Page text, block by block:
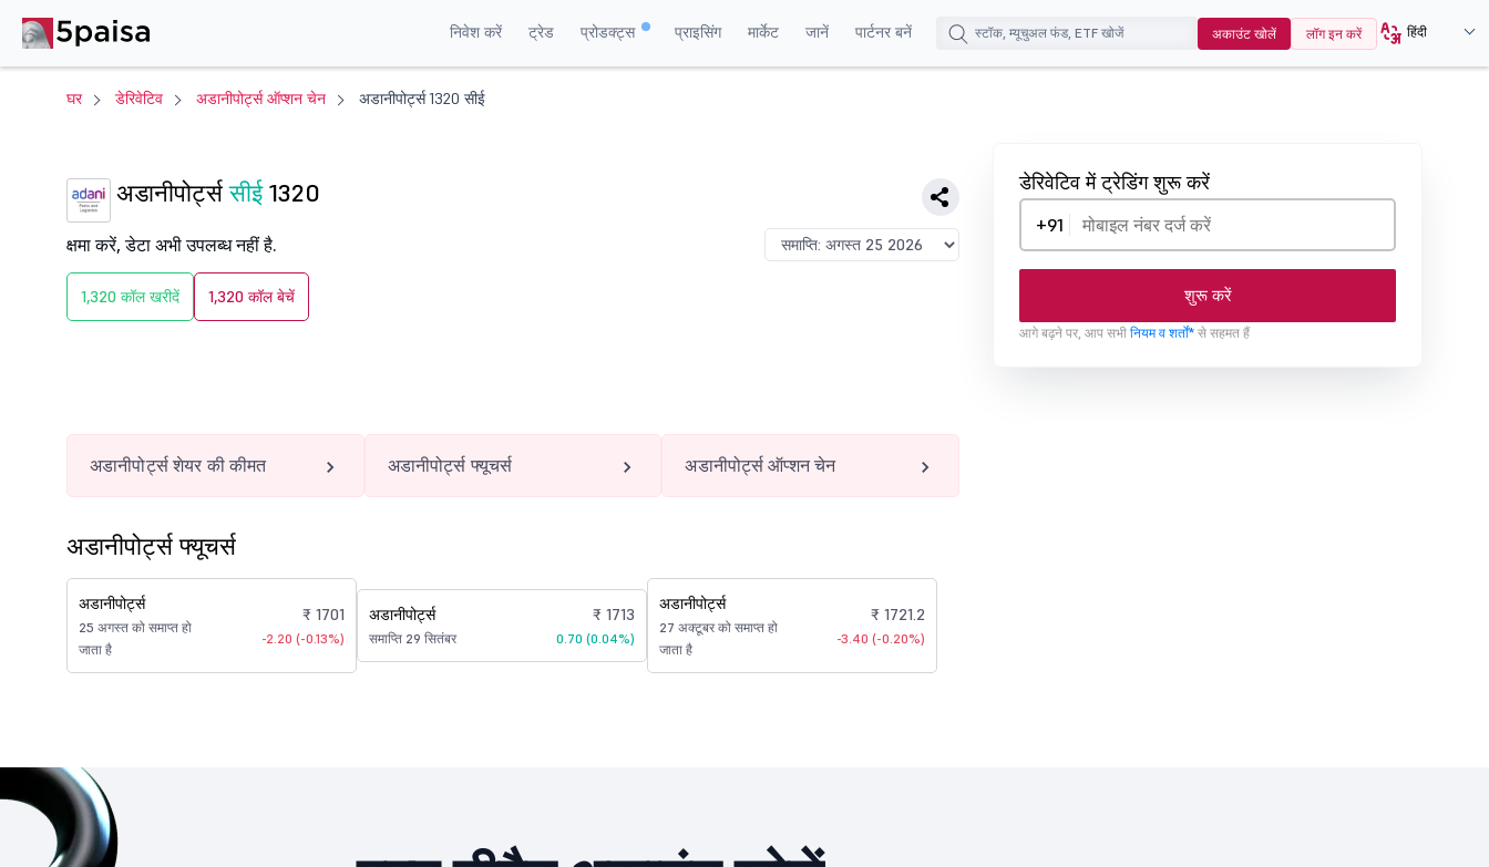
निवेश करें ट्रेड प्रोडक्ट्स प्राइसिंग मार्केट जानें पार्टनर बनें अकाउंट खोलें लॉग इन करें हिंदी
घर डेरिवेटिव अडानीपोर्ट्स ऑप्शन चेन अडानीपोर्ट्स 1320 सीई
अडानीपोर्ट्ससीई1320
क्षमा करें, डेटा अभी उपलब्ध नहीं है.
1,320 कॉल खरीदें 1,320 कॉल बेचें
डेरिवेटिव में ट्रेडिंग शुरू करें
+91
शुरू करें
आगे बढ़ने पर, आप सभी नियम व शर्तों* से सहमत हैं
अडानीपोर्ट्स शेयर की कीमत अडानीपोर्ट्स फ्यूचर्स अडानीपोर्ट्स ऑप्शन चेन
अडानीपोर्ट्स फ्यूचर्स
अडानीपोर्ट्स
25 अगस्त को समाप्त हो
जाता है
₹ 1701
-2.20 (-0.13%)
अडानीपोर्ट्स
समाप्ति 29 सितंबर
₹ 1713
0.70 (0.04%)
अडानीपोर्ट्स
27 अक्टूबर को समाप्त हो
जाता है
₹ 1721.2
-3.40 (-0.20%)